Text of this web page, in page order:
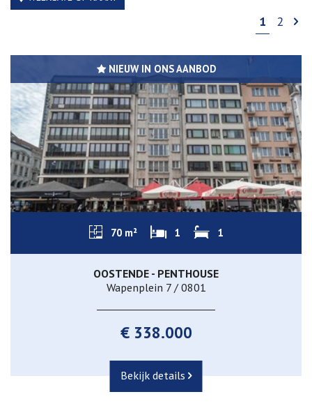
1 2
NIEUW IN ONS AANBOD
70 m² 1 1
OOSTENDE - PENTHOUSE
Wapenplein 7 / 0801
€ 338.000
Bekijk details